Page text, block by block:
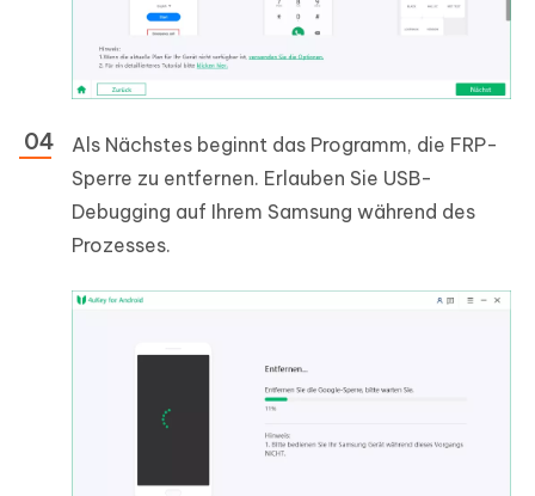
Als Nächstes beginnt das Programm, die FRP-
Sperre zu entfernen. Erlauben Sie USB-
Debugging auf Ihrem Samsung während des
Prozesses.